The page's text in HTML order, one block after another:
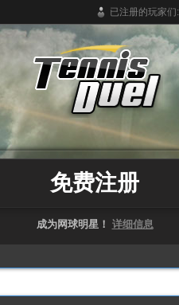
已注册的玩家们:
免费注册
成为网球明星！ 详细信息